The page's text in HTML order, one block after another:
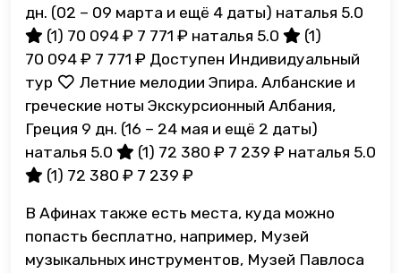
дн. (02 – 09 марта и ещё 4 даты) наталья 5.0
(1) 70 094 ₽ 7 771 ₽ наталья 5.0
(1)
70 094 ₽ 7 771 ₽ Доступен Индивидуальный
тур
Летние мелодии Эпира. Албанские и
греческие ноты Экскурсионный Албания,
Греция 9 дн. (16 – 24 мая и ещё 2 даты)
наталья 5.0
(1) 72 380 ₽ 7 239 ₽ наталья 5.0
(1) 72 380 ₽ 7 239 ₽
В Афинах также есть места, куда можно
попасть бесплатно, например, Музей
музыкальных инструментов, Музей Павлоса